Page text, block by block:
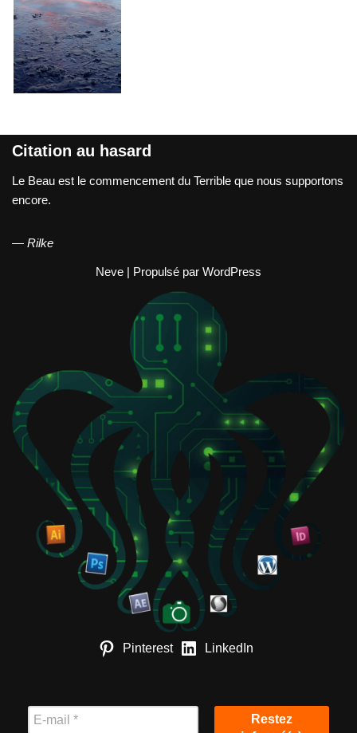
Citation au hasard
Le Beau est le commencement du Terrible que nous supportons
encore.
— Rilke
Neve | Propulsé par WordPress
Pinterest LinkedIn